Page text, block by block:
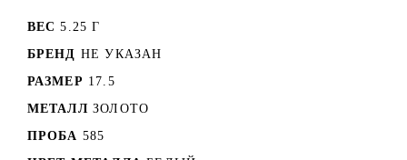
ВЕС 5.25 Г
БРЕНД НЕ УКАЗАН
РАЗМЕР 17.5
МЕТАЛЛ ЗОЛОТО
ПРОБА 585